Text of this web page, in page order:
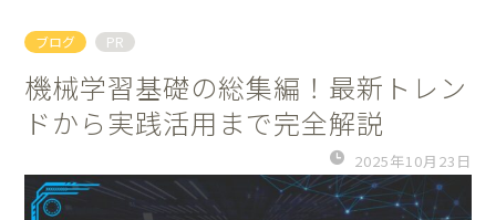
ブログ PR
機械学習基礎の総集編！最新トレン
ドから実践活用まで完全解説
2025年10月23日